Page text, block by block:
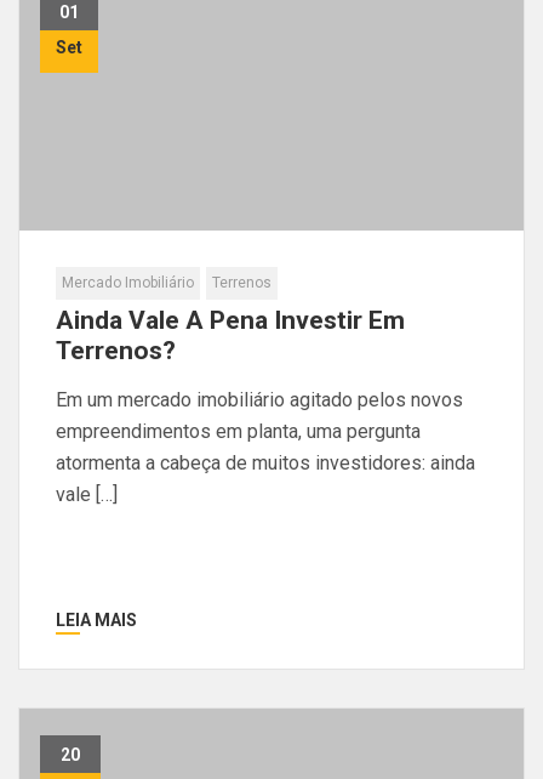
01
Set
Mercado Imobiliário Terrenos
Ainda Vale A Pena Investir Em
Terrenos?
Em um mercado imobiliário agitado pelos novos
empreendimentos em planta, uma pergunta
atormenta a cabeça de muitos investidores: ainda
vale […]
LEIA MAIS
20